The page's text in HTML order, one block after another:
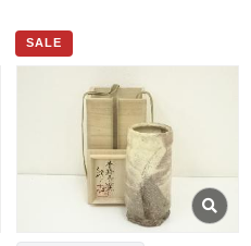
SALE